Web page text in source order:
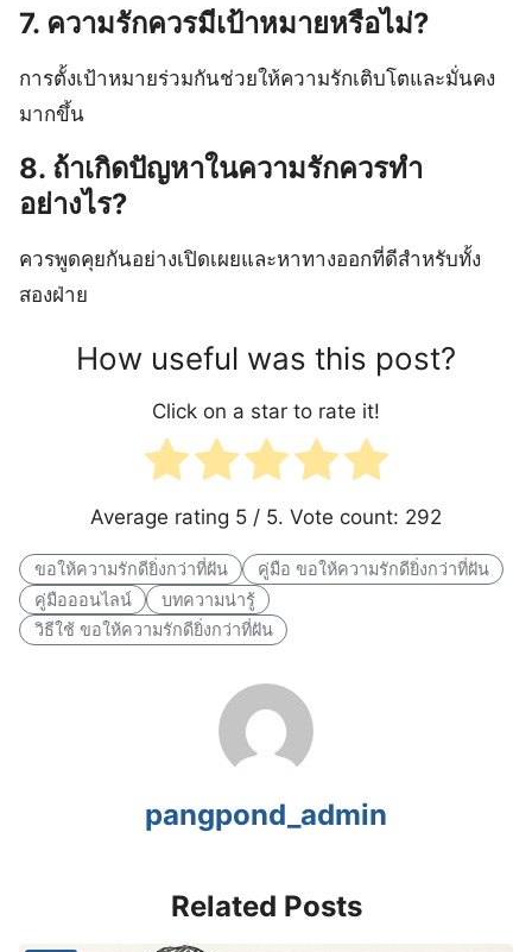
7. ความรักควรมีเป้าหมายหรือไม่?
การตั้งเป้าหมายร่วมกันช่วยให้ความรักเติบโตและมั่นคง
มากขึ้น
8. ถ้าเกิดปัญหาในความรักควรทำ
อย่างไร?
ควรพูดคุยกันอย่างเปิดเผยและหาทางออกที่ดีสำหรับทั้ง
สองฝ่าย
How useful was this post?
Click on a star to rate it!
Average rating 5 / 5. Vote count: 292
ขอให้ความรักดียิ่งกว่าที่ฝัน
คู่มือ ขอให้ความรักดียิ่งกว่าที่ฝัน
คู่มือออนไลน์
บทความน่ารู้
วิธีใช้ ขอให้ความรักดียิ่งกว่าที่ฝัน
pangpond_admin
Related Posts